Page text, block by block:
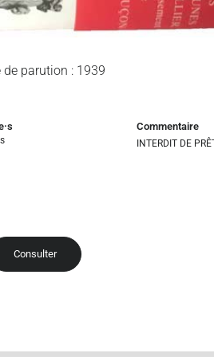
de parution : 1939
Commentaire
INTERDIT DE
Consulter